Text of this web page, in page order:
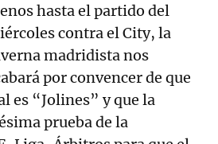
hasta el partido del
contra el City, la
madridista nos
por convencer de que
es “Jolines” y que la
prueba de la